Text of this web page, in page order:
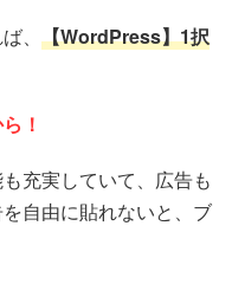
、 【WordPress】1択
！
充実していて、広告も
自由に貼れないと、ブ